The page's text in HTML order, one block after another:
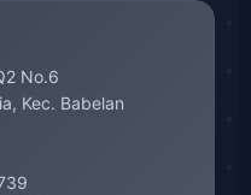
No.6
Kec. Babelan